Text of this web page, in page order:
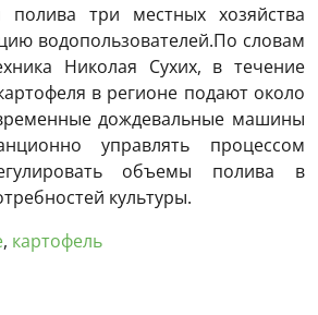
полива три местных хозяйства
водопользователей.По словам
Николая Сухих, в течение
в регионе подают около
дождевальные машины
управлять процессом
объемы полива в
культуры.
, картофель